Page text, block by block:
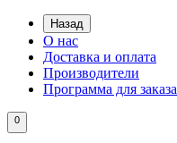
Назад
О нас
Доставка и оплата
Производители
Программа для заказа
0